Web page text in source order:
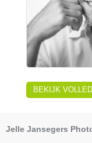
BEKIJK
Jelle Jansegers